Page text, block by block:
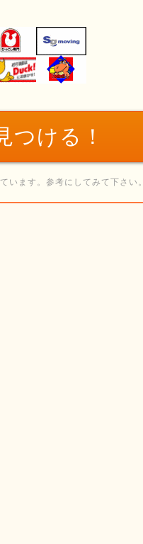
つける！
います。参考にしてみて下さい。